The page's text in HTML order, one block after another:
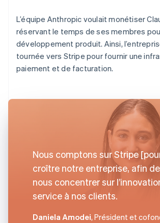
L’équipe Anthropic voulait monétiser
réservant le temps de ses membres
développement produit. Ainsi,
tournée vers Stripe pour fournir une
paiement et de facturation.
Nous comptons sur Stripe
croître notre entreprise, afin
nous concentrer sur
service à nos clients.
Daniela Amodei, Président et